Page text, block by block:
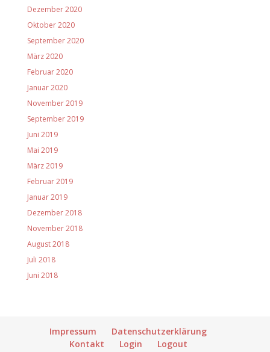
Dezember 2020
Oktober 2020
September 2020
März 2020
Februar 2020
Januar 2020
November 2019
September 2019
Juni 2019
Mai 2019
März 2019
Februar 2019
Januar 2019
Dezember 2018
November 2018
August 2018
Juli 2018
Juni 2018
Impressum
Datenschutzerklärung
Kontakt
Login Logout